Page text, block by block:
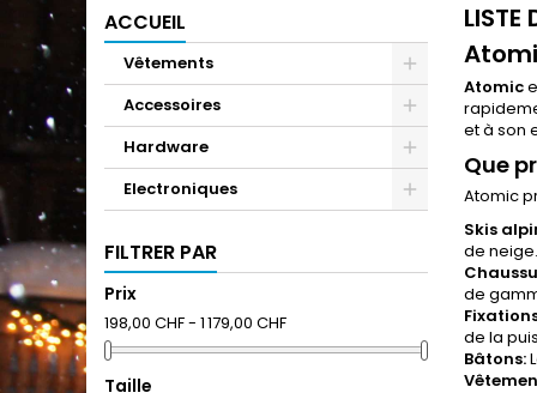
ACCUEIL
Vêtements
Accessoires
Hardware
Electroniques
FILTRER PAR
Prix
198,00 CHF - 1 179,00 CHF
Taille
LISTE
Atomic
et à son
Que
Atomic
Skis
de
de
de la
Bâtons: